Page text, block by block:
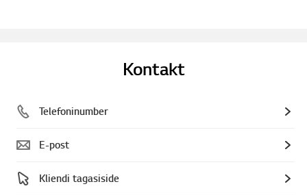
Kontakt
Telefoninumber
E-post
Kliendi tagasiside